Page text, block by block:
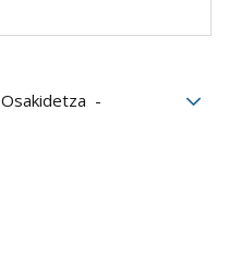
Osakidetza